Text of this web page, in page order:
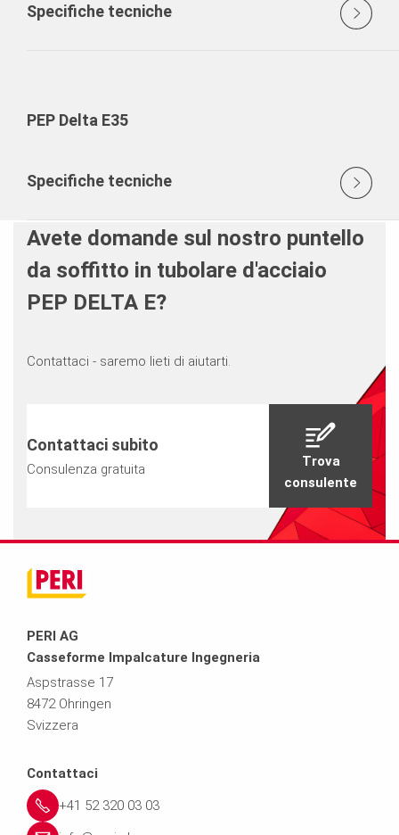
Specifiche tecniche
PEP Delta E35
Specifiche tecniche
Avete domande sul nostro puntello
da soffitto in tubolare d'acciaio
PEP DELTA E?
Contattaci - saremo lieti di aiutarti.
Contattaci subito
Consulenza gratuita
Trova
consulente
PERI AG
Casseforme Impalcature Ingegneria
Aspstrasse 17
8472 Ohringen
Svizzera
Contattaci
+41 52 320 03 03